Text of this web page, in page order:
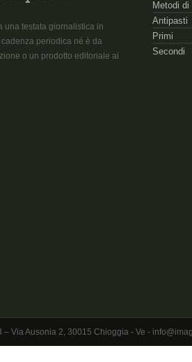
una testata giornalistica in
periodica né è da
o un prodotto editoriale ai
Metodi di
Antipasti
Primi
Secondi
– Via Ausonia 2, 30015 Chioggia - Ve -